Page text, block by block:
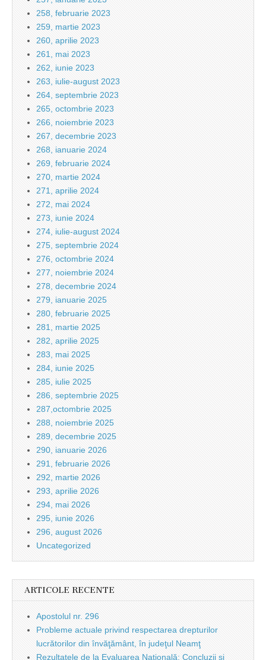
258, februarie 2023
259, martie 2023
260, aprilie 2023
261, mai 2023
262, iunie 2023
263, iulie-august 2023
264, septembrie 2023
265, octombrie 2023
266, noiembrie 2023
267, decembrie 2023
268, ianuarie 2024
269, februarie 2024
270, martie 2024
271, aprilie 2024
272, mai 2024
273, iunie 2024
274, iulie-august 2024
275, septembrie 2024
276, octombrie 2024
277, noiembrie 2024
278, decembrie 2024
279, ianuarie 2025
280, februarie 2025
281, martie 2025
282, aprilie 2025
283, mai 2025
284, iunie 2025
285, iulie 2025
286, septembrie 2025
287,octombrie 2025
288, noiembrie 2025
289, decembrie 2025
290, ianuarie 2026
291, februarie 2026
292, martie 2026
293, aprilie 2026
294, mai 2026
295, iunie 2026
296, august 2026
Uncategorized
ARTICOLE RECENTE
Apostolul nr. 296
Probleme actuale privind respectarea drepturilor
lucrătorilor din învăţământ, în judeţul Neamţ
Rezultatele de la Evaluarea Naţională: Concluzii şi